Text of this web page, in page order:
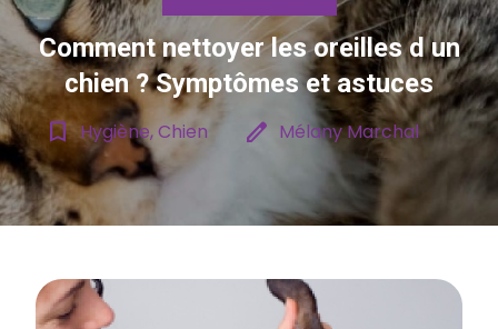
Comment nettoyer les oreilles d un
chien ? Symptômes et astuces
bookmark_border Hygiène, Chien edit Mélany Marchal